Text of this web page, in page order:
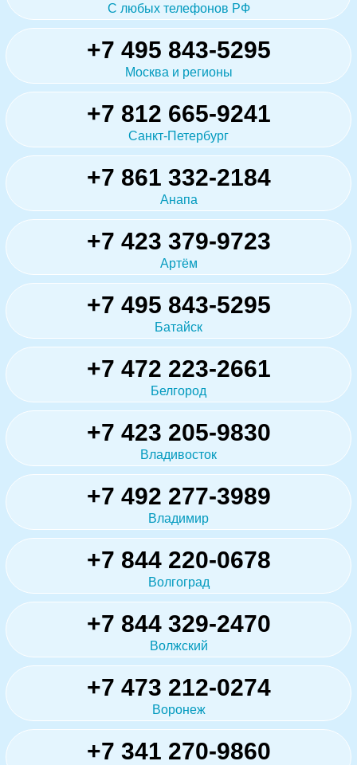
С любых телефонов РФ
+7 495 843-5295
Москва и регионы
+7 812 665-9241
Санкт-Петербург
+7 861 332-2184
Анапа
+7 423 379-9723
Артём
+7 495 843-5295
Батайск
+7 472 223-2661
Белгород
+7 423 205-9830
Владивосток
+7 492 277-3989
Владимир
+7 844 220-0678
Волгоград
+7 844 329-2470
Волжский
+7 473 212-0274
Воронеж
+7 341 270-9860